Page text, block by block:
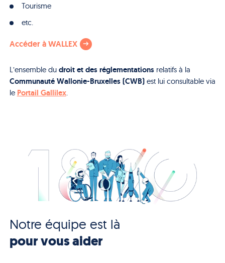
Tourisme
etc.
Accéder à WALLEX
L’ensemble du droit et des réglementationsrelatifs à la
Communauté Wallonie-Bruxelles (CWB)est lui consultable via
le Portail Gallilex.
Notre équipe est là
pour vous aider